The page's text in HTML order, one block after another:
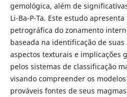
gemológica, além de
Li-Ba-P-Ta. Este estudo
petrográfica do zonamento
baseada na identificação de suas
aspectos texturais e implicações
pelos sistemas de classificação
visando compreender os
prováveis fontes de seus